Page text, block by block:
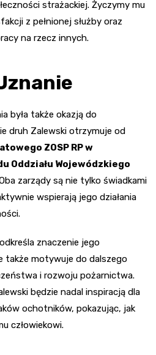
strażackiej. Życzymy mu
z pełnionej służby oraz
na rzecz innych.
była także okazją do
druh Zalewski otrzymuje od
ZOSP RP w
Oddziału Wojewódzkiego
zarządy są nie tylko świadkami
wspierają jego działania
znaczenie jego
także motywuje do dalszego
i rozwoju pożarnictwa.
będzie nadal inspiracją dla
ochotników, pokazując, jak
człowiekowi.